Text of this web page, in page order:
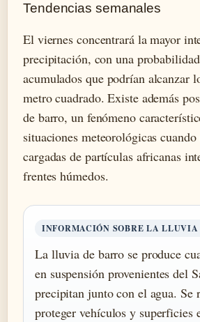
Tendencias semanales
El viernes concentrará la mayor
precipitación, con una
acumulados que podrían alcanzar
metro cuadrado. Existe además
de barro, un fenómeno
situaciones meteorológicas cuando
cargadas de partículas africanas
frentes húmedos.
INFORMACIÓN SOBRE LA LLUVIA
La lluvia de barro se produce
en suspensión provenientes del
precipitan junto con el agua. Se
proteger vehículos y superficies